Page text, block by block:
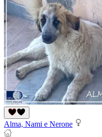
Alma, Nami e Nerone